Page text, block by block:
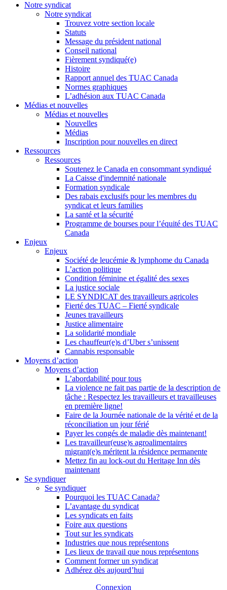
Notre syndicat
Notre syndicat
Trouvez votre section locale
Statuts
Message du président national
Conseil national
Fièrement syndiqué(e)
Histoire
Rapport annuel des TUAC Canada
Normes graphiques
L’adhésion aux TUAC Canada
Médias et nouvelles
Médias et nouvelles
Nouvelles
Médias
Inscription pour nouvelles en direct
Ressources
Ressources
Soutenez le Canada en consommant syndiqué
La Caisse d'indemnité nationale
Formation syndicale
Des rabais exclusifs pour les membres du
syndicat et leurs families
La santé et la sécurité
Programme de bourses pour l’équité des TUAC
Canada
Enjeux
Enjeux
Société de leucémie & lymphome du Canada
L’action politique
Condition féminine et égalité des sexes
La justice sociale
LE SYNDICAT des travailleurs agricoles
Fierté des TUAC – Fierté syndicale
Jeunes travailleurs
Justice alimentaire
La solidarité mondiale
Les chauffeur(e)s d’Uber s’unissent
Cannabis responsable
Moyens d’action
Moyens d’action
L’abordabilité pour tous
La violence ne fait pas partie de la description de
tâche : Respectez les travailleurs et travailleuses
en première ligne!
Faire de la Journée nationale de la vérité et de la
réconciliation un jour férié
Payer les congés de maladie dès maintenant!
Les travailleur(euse)s agroalimentaires
migrant(e)s méritent la résidence permanente
Mettez fin au lock-out du Heritage Inn dès
maintenant
Se syndiquer
Se syndiquer
Pourquoi les TUAC Canada?
L’avantage du syndicat
Les syndicats en faits
Foire aux questions
Tout sur les syndicats
Industries que nous représentons
Les lieux de travail que nous représentons
Comment former un syndicat
Adhérez dès aujourd’hui
Connexion